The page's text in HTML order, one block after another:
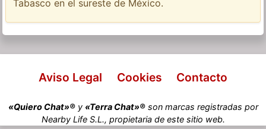
Tabasco en el sureste de México.
Aviso Legal Cookies Contacto
«Quiero Chat»®y «Terra Chat»®son marcas registradas por
Nearby Life S.L., propietaria de este sitio web.